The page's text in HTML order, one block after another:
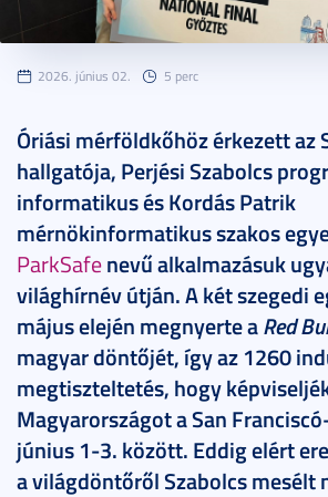
2026. június 02. 5 perc
Óriási mérföldkőhöz érkezett az
hallgatója, Perjési Szabolcs
informatikus és Kordás Patrik
mérnökinformatikus szakos
ParkSafenevű alkalmazásuk
világhírnév útján. A két szegedi
május elején megnyerte aRed
magyar döntőjét, így az 1260
megtiszteltetés, hogy
Magyarországot a San
június 1-3. között. Eddig elért
a világdöntőről Szabolcs mesélt